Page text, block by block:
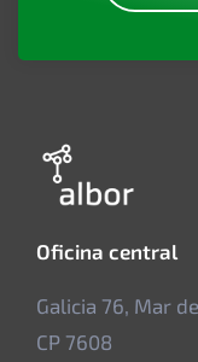
Oficina central
Galicia 76, Mar
CP 7608